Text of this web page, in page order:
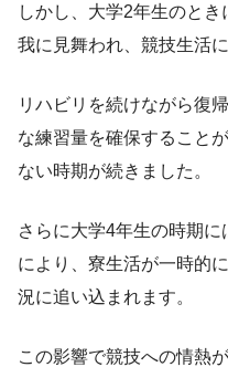
しかし、大学2年生のと
我に見舞われ、競技生活
リハビリを続けながら復
な練習量を確保すること
ない時期が続きました。
さらに大学4年生の時期
により、寮生活が一時的
況に追い込まれます。
この影響で競技への情熱